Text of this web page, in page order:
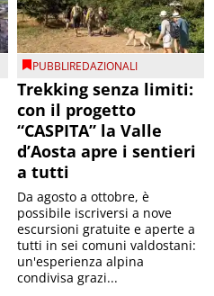
PUBBLIREDAZIONALI
Trekking senza limiti:
con il progetto
“CASPITA” la Valle
d’Aosta apre i sentieri
a tutti
Da agosto a ottobre, è
possibile iscriversi a nove
escursioni gratuite e aperte a
tutti in sei comuni valdostani:
un'esperienza alpina
condivisa grazi...